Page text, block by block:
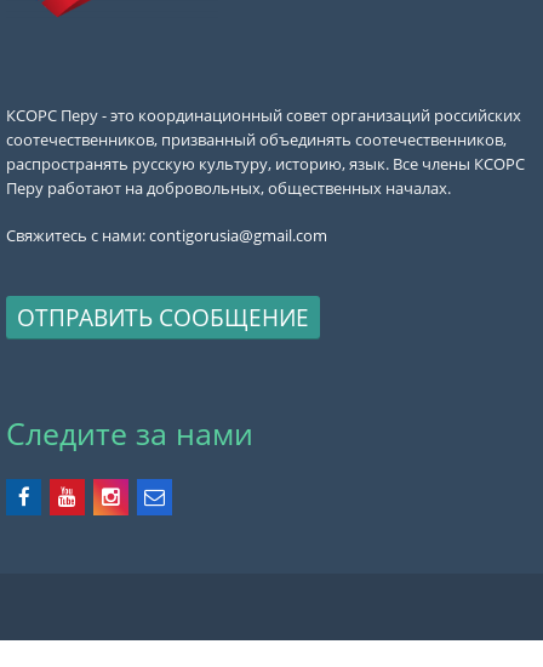
КСОРС Перу - это координационный совет организаций российских
соотечественников, призванный объединять соотечественников,
распространять русскую культуру, историю, язык. Все члены КСОРС
Перу работают на добровольных, общественных началах.
Свяжитесь с нами:contigorusia@gmail.com
ОТПРАВИТЬ СООБЩЕНИЕ
Следите за нами